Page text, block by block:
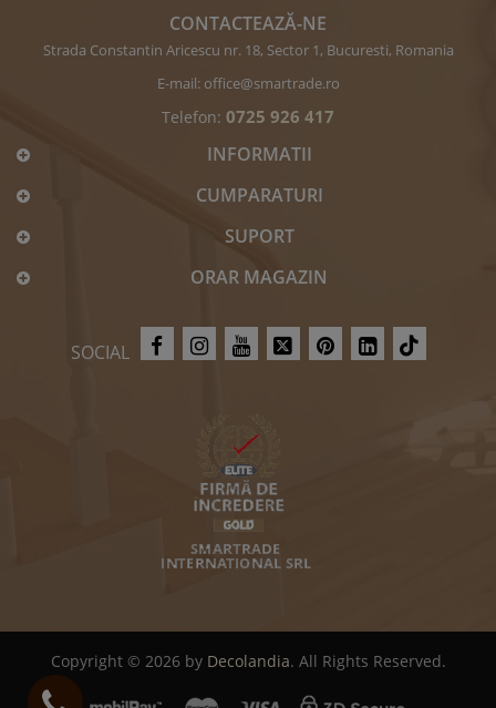
CONTACTEAZĂ-NE
Strada Constantin Aricescu nr. 18, Sector 1, Bucuresti, Romania
E-mail: office@smartrade.ro
Telefon: 0725 926 417
INFORMATII
CUMPARATURI
SUPORT
ORAR MAGAZIN
SOCIAL
Copyright © 2026 by Decolandia. All Rights Reserved.